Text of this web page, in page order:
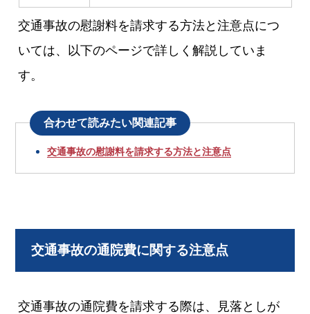
交通事故の慰謝料を請求する方法と注意点につ
いては、以下のページで詳しく解説していま
す。
合わせて読みたい関連記事
交通事故の慰謝料を請求する方法と注意点
交通事故の通院費に関する注意点
交通事故の通院費を請求する際は、見落としが